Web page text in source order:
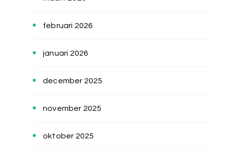
februari 2026
januari 2026
december 2025
november 2025
oktober 2025